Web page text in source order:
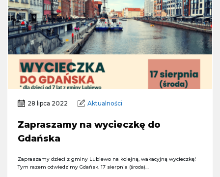
28 lipca 2022 Aktualności
Zapraszamy na wycieczkę do
Gdańska
Zapraszamy dzieci z gminy Lubiewo na kolejną, wakacyjną wycieczkę!
Tym razem odwiedzimy Gdańsk. 17 sierpnia (środa)…